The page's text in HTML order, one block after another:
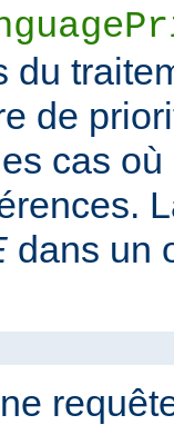
du
de
cas
dans un